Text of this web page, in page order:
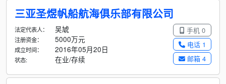
三亚圣煜帆船航海俱乐部有限公司
手机 0
电话 1
邮箱 4
法定代表人： 吴虓
注册资金： 5000万元
成立时间： 2016年05月20日
状态: 在业/存续